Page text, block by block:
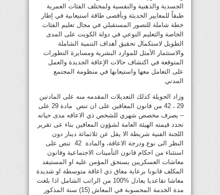
الجسدية والذهنية والنفسية ولمختلف الفئات العمرية
طبقاً للمعايير الحديثة وبأقصى طاقة استيعابية في إطار
خطة شاملة للتصور المستقبلي في مجال تعليم الفئات
الخاصة والتعليم النوعي في دولة الكويت على المدى
الطويل لاستكمال تحقيق أهداف التنمية الشاملة
والاستثمار الأمثل للموارد البشرية ومسايرة التطورات
المتوقعة في اكتشاف حالات الإعاقة الجديدة والعمل
على التعامل معها واستيعابها في منظومة المجتمع
المدني
وزاد الحويلة كذلك التعديلات المقدمه منه على المادتين
29 ، 42 من قانون المعاقين على ان تنص مادة 29 على
– يصرف مخصص شهري للشخص ذي الاعاقه مدى حياته
تحدد قيمته الهيئة العامة لشؤون المعاقين بناء عى تقرير
اللجنة الفنية شريطة الا يقل عن ثلاثمائة دينار دون
النظر الى نوع ودرجة الاعاقة، والمادة 42 تنص على
استثناء من احكام قانون التأمينات الاجتماعية وقانون
معاشات العسكريين يستحق المؤمن عليه او المستيفد
المكلف قانونا برعاية معاق ذي اعاقة متوسطة او شديدة
معاشا تقاعديا يعادل %100 من الراتب الشامل اذا بلغت
مدة الخدمة المحسوبة في المعاش (15) سنة المذكور